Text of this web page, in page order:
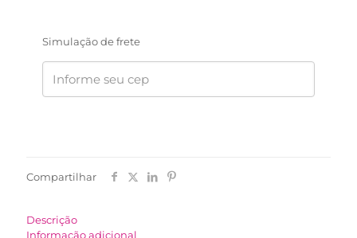
Simulação de frete
Compartilhar
Descrição
Informação adicional